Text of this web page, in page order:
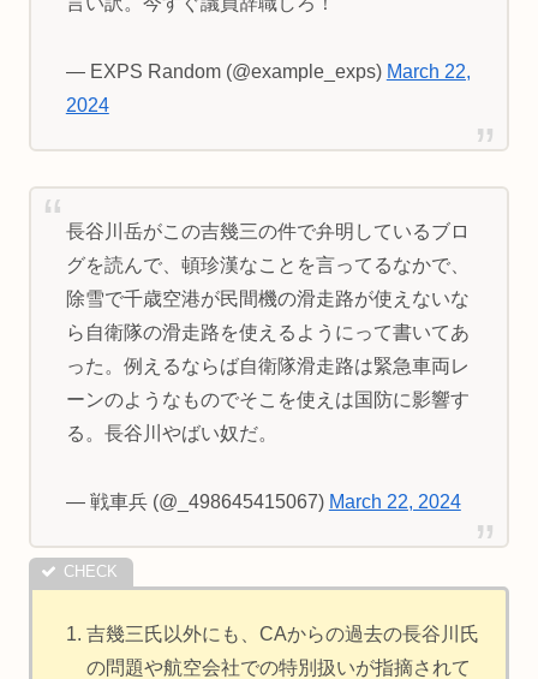
— EXPS Random (@example_exps) March 22,
2024
長谷川岳がこの吉幾三の件で弁明しているブロ
グを読んで、頓珍漢なことを言ってるなかで、
除雪で千歳空港が民間機の滑走路が使えないな
ら自衛隊の滑走路を使えるようにって書いてあ
った。例えるならば自衛隊滑走路は緊急車両レ
ーンのようなものでそこを使えは国防に影響す
る。長谷川やばい奴だ。
— 戦車兵 (@_498645415067) March 22, 2024
吉幾三氏以外にも、CAからの過去の長谷川氏
の問題や航空会社での特別扱いが指摘されて